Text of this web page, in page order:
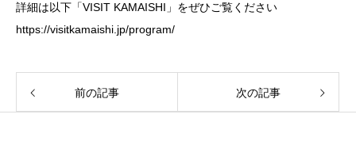
詳細は以下「VISIT KAMAISHI」をぜひご覧ください
https://visitkamaishi.jp/program/
前の記事 次の記事